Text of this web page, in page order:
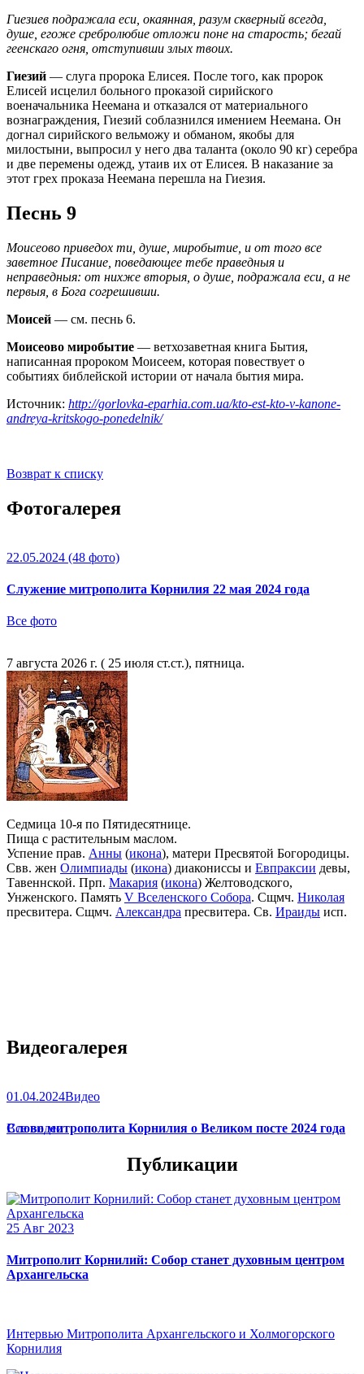
Гиезиев подражала еси, окаянная, разум скверный всегда,
душе, егоже сребролюбие отложи поне на старость; бегай
геенскаго огня, отступивши злых твоих.
Гиезий — слуга пророка Елисея. После того, как пророк
Елисей исцелил больного проказой сирийского
военачальника Неемана и отказался от материального
вознаграждения, Гиезий соблазнился имением Неемана. Он
догнал сирийского вельможу и обманом, якобы для
милостыни, выпросил у него два таланта (около 90 кг) серебра
и две перемены одежд, утаив их от Елисея. В наказание за
этот грех проказа Неемана перешла на Гиезия.
Песнь 9
Моисеово приведох ти, душе, миробытие, и от того все
заветное Писание, поведающее тебе праведныя и
неправедныя: от нихже вторыя, о душе, подражала еси, а не
первыя, в Бога согрешивши.
Моисей — см. песнь 6.
Моисеово миробытие — ветхозаветная книга Бытия,
написанная пророком Моисеем, которая повествует о
событиях библейской истории от начала бытия мира.
Источник: http://gorlovka-eparhia.com.ua/kto-est-kto-v-kanone-
andreya-kritskogo-ponedelnik/
Возврат к списку
Фотогалерея
22.05.2024 (48 фото)
Служение митрополита Корнилия 22 мая 2024 года
Все фото
7 августа 2026 г. ( 25 июля ст.ст.), пятница.
Седмица 10-я по Пятидесятнице.
Пища с растительным маслом.
Успение прав. Анны (икона), матери Пресвятой Богородицы.
Свв. жен Олимпиады (икона) диакониссы и Евпраксии девы,
Тавеннской. Прп. Макария (икона) Желтоводского,
Унженского. Память V Вселенского Собора. Сщмч. Николая
пресвитера. Сщмч. Александра пресвитера. Св. Ираиды исп.
Видеогалерея
01.04.2024Видео
Слово митрополита Корнилия о Великом посте 2024 года
Все видео
Публикации
25 Авг 2023
Митрополит Корнилий: Собор станет духовным центром
Архангельска
Интервью Митрополита Архангельского и Холмогорского
Корнилия